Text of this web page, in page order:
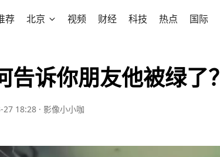
荐 北京 视频 财经 科技 热点 国际
告诉你朋友他被绿了？
27 18:28 · 影像小小咖